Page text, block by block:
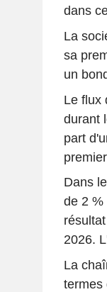
dans
La
sa
un
Le flux
durant
part
Dans
de 2 %
2026.
La
termes